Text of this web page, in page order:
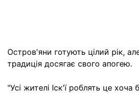
Остров'яни готують цілий рік,
традиція досягає свого апогею.
"Усі жителі Іск'ї роблять це хоча